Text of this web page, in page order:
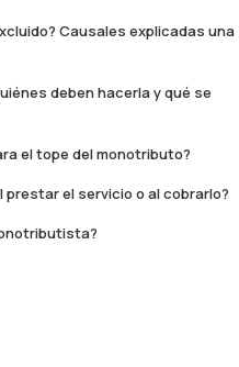
Causales explicadas una
deben hacerla y qué se
el tope del monotributo?
el servicio o al cobrarlo?